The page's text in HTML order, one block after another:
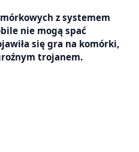
z systemem
nie mogą spać
się gra na komórki,
trojanem.